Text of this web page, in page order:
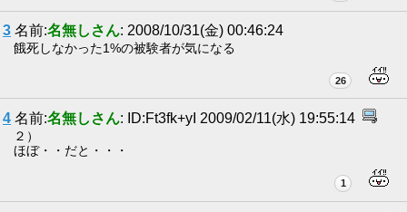
3 名前:名無しさん: 2008/10/31(金) 00:46:24
餓死しなかった1%の被験者が気になる
26
4 名前:名無しさん: ID:Ft3fk+yI 2009/02/11(水) 19:55:14
２）
ほぼ・・だと・・・
1